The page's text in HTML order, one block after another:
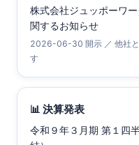
株式会社ジュッポーワ
関するお知らせ
2026-06-30 開示 ／ 他社と
す
📊 決算発表
令和９年３月期 第１四